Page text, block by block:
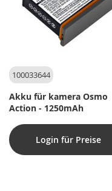
100033644
Akku für kamera Osmo
Action - 1250mAh
Login für Preise